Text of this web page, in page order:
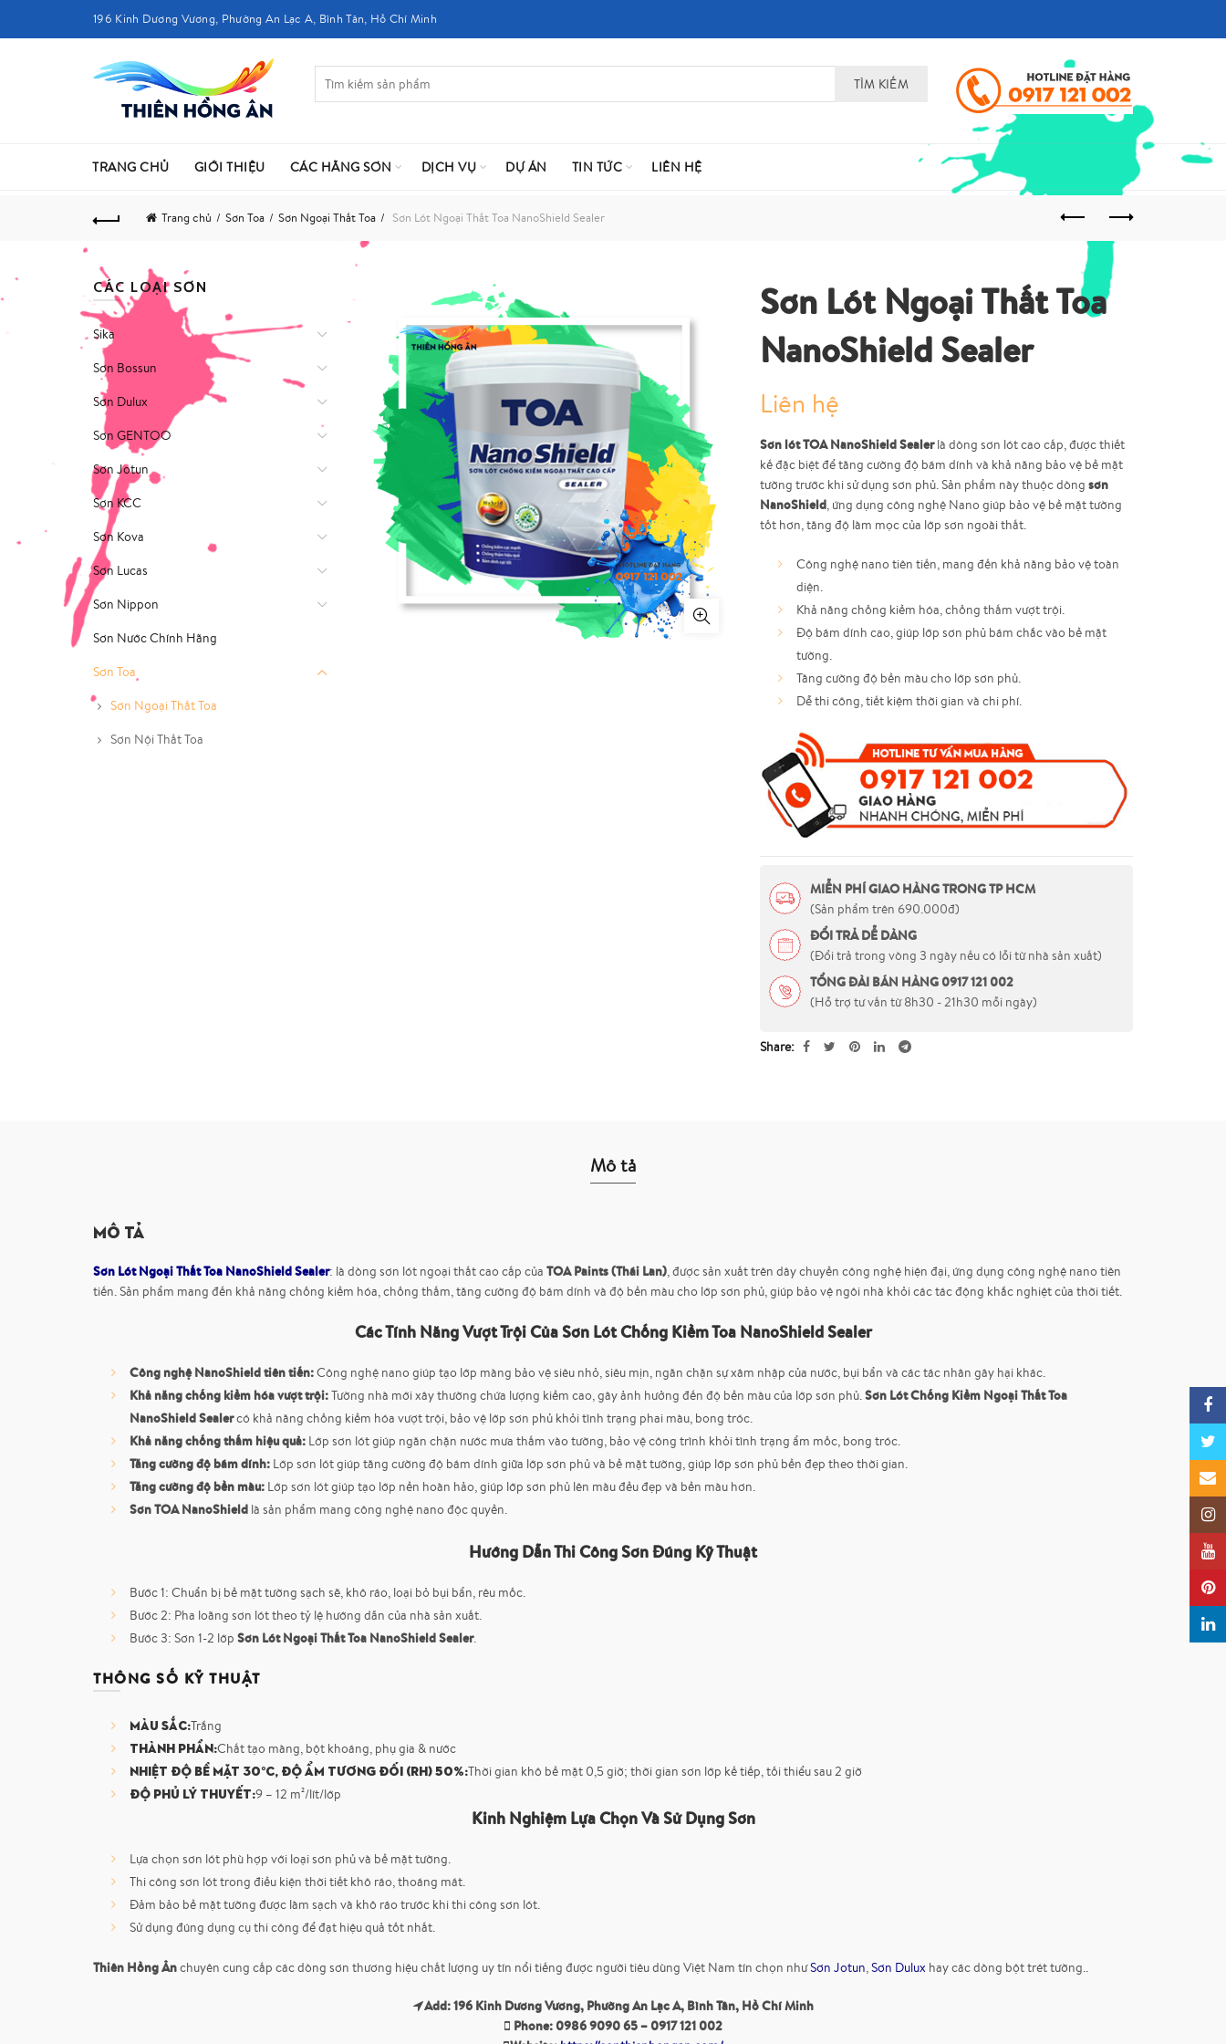
196 Kinh Dương Vương, Phường An Lạc A, Bình Tân, Hồ Chí Minh
TÌM KIẾM
TRANG CHỦ GIỚI THIỆU CÁC HÃNG SƠN DỊCH VỤ DỰ ÁN TIN TỨC LIÊN HỆ
Trang chủ Sơn Toa Sơn Ngoại Thất Toa Sơn Lót Ngoại Thất Toa NanoShield Sealer
Sơn Lót Ngoại Thất Toa
NanoShield Sealer
Liên hệ
Sơn lót TOA NanoShield Sealerlà dòng sơn lót cao cấp, được thiết
kế đặc biệt để tăng cường độ bám dính và khả năng bảo vệ bề mặt
tường trước khi sử dụng sơn phủ. Sản phẩm này thuộc dòngsơn
NanoShield, ứng dụng công nghệ Nano giúp bảo vệ bề mặt tường
tốt hơn, tăng độ làm mọc của lớp sơn ngoài thất.
Công nghệ nano tiên tiến, mang đến khả năng bảo vệ toàn
diện.
Khả năng chống kiềm hóa, chống thấm vượt trội.
Độ bám dính cao, giúp lớp sơn phủ bám chắc vào bề mặt
tường.
Tăng cường độ bền màu cho lớp sơn phủ.
Dễ thi công, tiết kiệm thời gian và chi phí.
MIỄN PHÍ GIAO HÀNG TRONG TP HCM
(Sản phẩm trên 690.000đ)
ĐỔI TRẢ DỄ DÀNG
(Đổi trả trong vòng 3 ngày nếu có lỗi từ nhà sản xuất)
TỔNG ĐÀI BÁN HÀNG 0917 121 002
(Hỗ trợ tư vấn từ 8h30 - 21h30 mỗi ngày)
Share
CÁC LOẠI SƠN
Sika
Sơn Bossun
Sơn Dulux
Sơn GENTOO
Sơn Jotun
Sơn KCC
Sơn Kova
Sơn Lucas
Sơn Nippon
Sơn Nước Chính Hãng
Sơn Toa
Sơn Ngoại Thất Toa
Sơn Nội Thất Toa
Mô tả
Mô tả
Sơn Lót Ngoại Thất Toa NanoShield Sealer: là dòng sơn lót ngoại thất cao cấp của TOA Paints (Thái Lan) , được sản xuất trên dây chuyền công nghệ hiện đại, ứng dụng công nghệ nano tiên
tiến. Sản phẩm mang đến khả năng chống kiềm hóa, chống thấm, tăng cường độ bám dính và độ bền màu cho lớp sơn phủ, giúp bảo vệ ngôi nhà khỏi các tác động khắc nghiệt của thời tiết.
Các Tính Năng Vượt Trội Của Sơn Lót Chống Kiềm Toa NanoShield Sealer
Công nghệ NanoShield tiên tiến:Công nghệ nano giúp tạo lớp màng bảo vệ siêu nhỏ, siêu mịn, ngăn chặn sự xâm nhập của nước, bụi bẩn và các tác nhân gây hại khác.
Khả năng chống kiềm hóa vượt trội:Tường nhà mới xây thường chứa lượng kiềm cao, gây ảnh hưởng đến độ bền màu của lớp sơn phủ. Sơn Lót Chống Kiềm Ngoại Thất Toa
NanoShield Sealercó khả năng chống kiềm hóa vượt trội, bảo vệ lớp sơn phủ khỏi tình trạng phai màu, bong tróc.
Khả năng chống thấm hiệu quả: Lớp sơn lót giúp ngăn chặn nước mưa thấm vào tường, bảo vệ công trình khỏi tình trạng ẩm mốc, bong tróc.
Tăng cường độ bám dính: Lớp sơn lót giúp tăng cường độ bám dính giữa lớp sơn phủ và bề mặt tường, giúp lớp sơn phủ bền đẹp theo thời gian.
Tăng cường độ bền màu: Lớp sơn lót giúp tạo lớp nền hoàn hảo, giúp lớp sơn phủ lên màu đều đẹp và bền màu hơn.
Sơn TOA NanoShield là sản phẩm mang công nghệ nano độc quyền.
Hướng Dẫn Thi Công Sơn Đúng Kỹ Thuật
Bước 1: Chuẩn bị bề mặt tường sạch sẽ, khô ráo, loại bỏ bụi bẩn, rêu mốc.
Bước 2: Pha loãng sơn lót theo tỷ lệ hướng dẫn của nhà sản xuất.
Bước 3: Sơn 1-2 lớp Sơn Lót Ngoại Thất Toa NanoShield Sealer.
THÔNG SỐ KỸ THUẬT
Màu sắc:Trắng
Thành phần:Chất tạo màng, bột khoáng, phụ gia & nước
Nhiệt độ bề mặt 30°C, độ ẩm tương đối (RH) 50%:Thời gian khô bề mặt 0,5 giờ; thời gian sơn lớp kế tiếp, tối thiểu sau 2 giờ
Độ phủ lý thuyết:9 – 12 m²/lít/lớp
Kinh Nghiệm Lựa Chọn Và Sử Dụng Sơn
Lựa chọn sơn lót phù hợp với loại sơn phủ và bề mặt tường.
Thi công sơn lót trong điều kiện thời tiết khô ráo, thoáng mát.
Đảm bảo bề mặt tường được làm sạch và khô ráo trước khi thi công sơn lót.
Sử dụng đúng dụng cụ thi công để đạt hiệu quả tốt nhất.
Thiên Hồng Ânchuyên cung cấp các dòng sơn thương hiệu chất lượng uy tín nổi tiếng được người tiêu dùng Việt Nam tín chọn nhưSơn Jotun Sơn Dulux hay các dòng bột trét tường..
Add: 196 Kinh Dương Vương, Phường An Lạc A, Bình Tân, Hồ Chí Minh
Phone: 0986 9090 65 – 0917 121 002
Twitter
Email